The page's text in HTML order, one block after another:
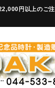
円以上のご